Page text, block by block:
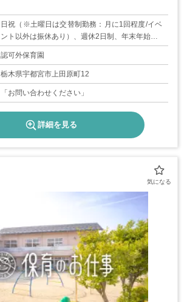
日祝（※土曜日は交替制勤務：月に1回程度/イベ
ント以外は振休あり）、週休2日制、年末年始（1
2/29～1/3）、有給休暇、育児休業取得実績あり
／年間休日120日
認可外保育園
栃木県宇都宮市上田原町12
「お問い合わせください」
詳細を見る